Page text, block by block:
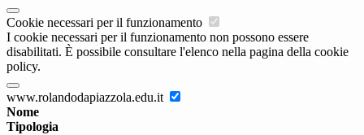
Cookie necessari per il funzionamento
I cookie necessari per il funzionamento non possono essere
disabilitati. È possibile consultare l'elenco nella pagina della cookie
policy.
www.rolandodapiazzola.edu.it
Nome
Tipologia